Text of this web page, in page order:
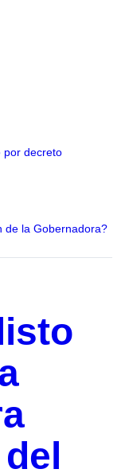
por decreto
de la Gobernadora?